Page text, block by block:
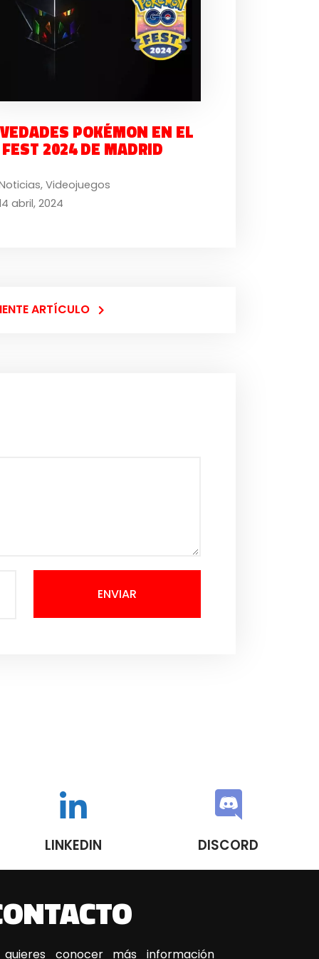
POKÉMON EN EL
2024 DE MADRID
,Videojuegos
abril, 2024
ARTÍCULO
ENVIAR
LINKEDIN DISCORD
quieres conocer más información